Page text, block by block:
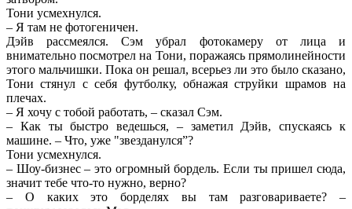
Тони усмехнулся.
– Я там не фотогеничен.
Дэйв рассмеялся. Сэм убрал фотокамеру от лица и
внимательно посмотрел на Тони, поражаясь прямолинейности
этого мальчишки. Пока он решал, всерьез ли это было сказано,
Тони стянул с себя футболку, обнажая струйки шрамов на
плечах.
– Я хочу с тобой работать, – сказал Сэм.
– Как ты быстро ведешься, – заметил Дэйв, спускаясь к
машине. – Что, уже "звезданулся”?
Тони усмехнулся.
– Шоу-бизнес – это огромный бордель. Если ты пришел сюда,
значит тебе что-то нужно, верно?
– О каких это борделях вы там разговариваете? –